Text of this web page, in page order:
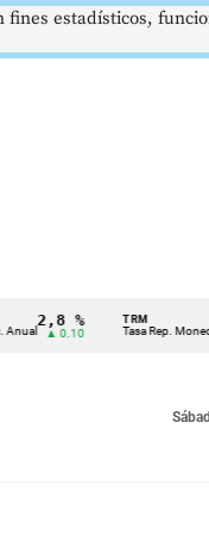
2,8 %
▲ 0.10 Tasa Rep. Moneda
estadísticos,